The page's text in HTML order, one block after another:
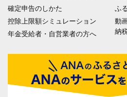
確定申告のしかた
控除上限額シミュレーション
年金受給者・自営業者の方へ
ふ
動
納